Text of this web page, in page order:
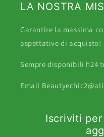
LA NOSTRA
Garantire la massima
aspettative di acquisto!
Sempre disponibili h24
Email
Iscriviti